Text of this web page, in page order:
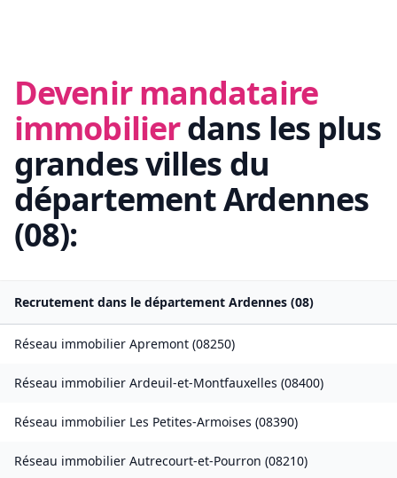
Devenir mandataire
immobilierdans les plus
grandes villes du
départementArdennes
(08):
Recrutement dans le département Ardennes (08)
Réseau immobilier Apremont (08250)
Réseau immobilier Ardeuil-et-Montfauxelles (08400)
Réseau immobilier Les Petites-Armoises (08390)
Réseau immobilier Autrecourt-et-Pourron (08210)